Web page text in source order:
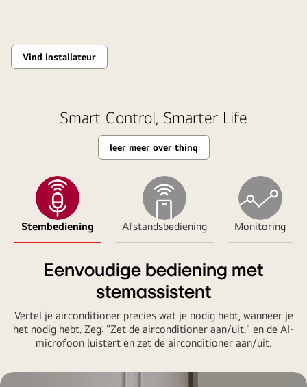
Vind installateur
Smart Control, Smarter Life
leer meer over thinq
Stembediening Afstandsbediening Monitoring
Eenvoudige bediening met
stemassistent
Vertel je airconditioner precies wat je nodig hebt, wanneer je
het nodig hebt. Zeg: "Zet de airconditioner aan/uit." en de AI-
microfoon luistert en zet de airconditioner aan/uit.